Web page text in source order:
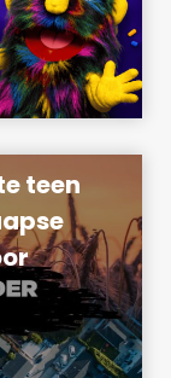
teen